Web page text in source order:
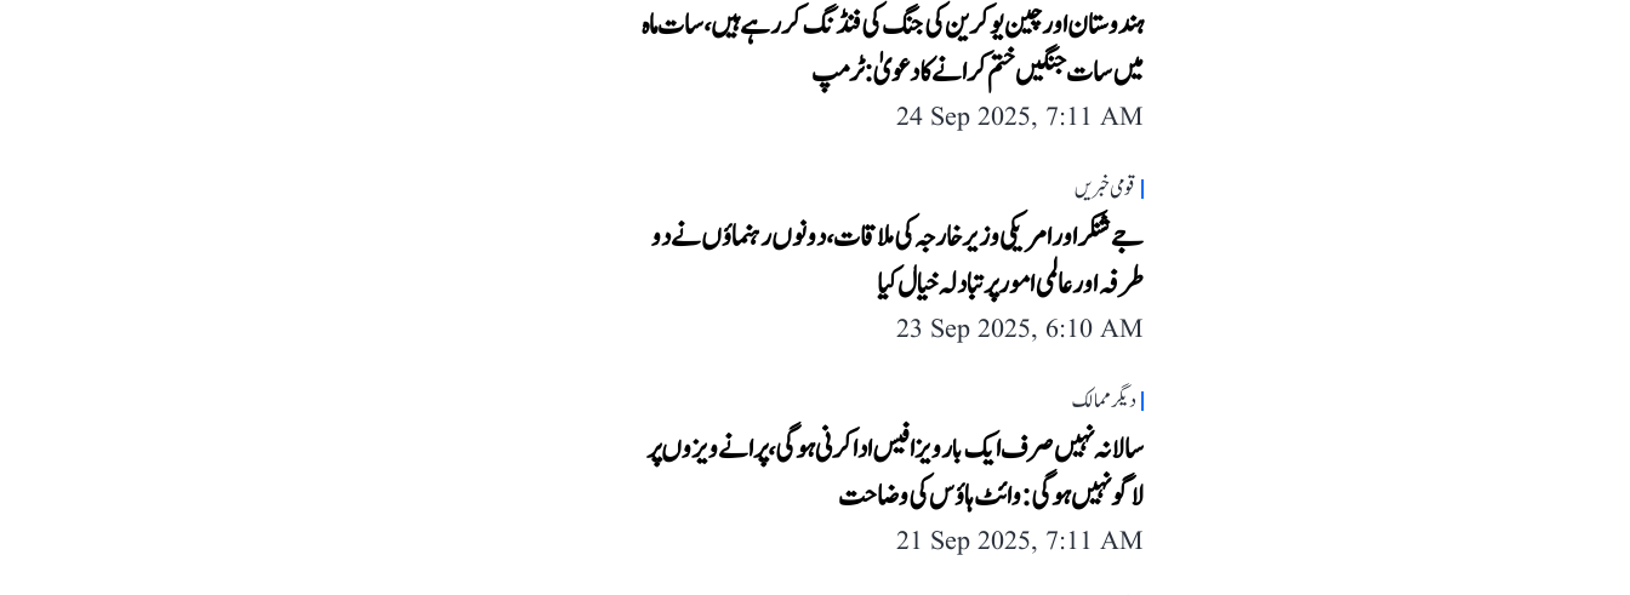
ہندوستان اور چین یوکرین کی جنگ کی فنڈنگ ​​کر رہے ہیں، سات ماہ
میں سات جنگیں ختم کرانے کا دعویٰ: ٹرمپ
24 Sep 2025, 7:11 AM
قومی خبریں
جے شنکر اور امریکی وزیر خارجہ کی ملاقات، دونوں رہنماؤں نے دو
طرفہ اور عالمی امور پر تبادلہ خیال کیا
23 Sep 2025, 6:10 AM
دیگر ممالک
سالانہ نہیں صرف ایک بار ویزا فیس ادا کرنی ہوگی، پرانے ویزوں پر
لاگو نہیں ہو گی: وائٹ ہاؤس کی وضاحت
21 Sep 2025, 7:11 AM